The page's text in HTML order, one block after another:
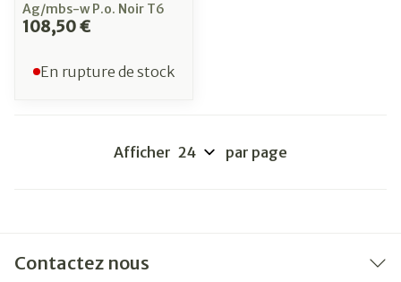
Ag/mbs-w P.o. Noir T6
108,50 €
En rupture de stock
Afficher par page
Contactez nous